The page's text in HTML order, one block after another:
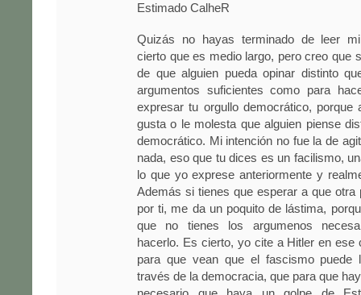
Estimado CalheR
Quizás no hayas terminado de leer
cierto que es medio largo, pero creo que
de que alguien pueda opinar distinto
argumentos suficientes como para
expresar tu orgullo democrático, porque
gusta o le molesta que alguien piense
democrático. Mi intención no fue la de
nada, eso que tu dices es un facilismo,
lo que yo exprese anteriormente y
Además si tienes que esperar a que otra
por ti, me da un poquito de lástima,
que no tienes los argumenos
hacerlo. Es cierto, yo cite a Hitler en ese
para que vean que el fascismo puede
través de la democracia, que para que